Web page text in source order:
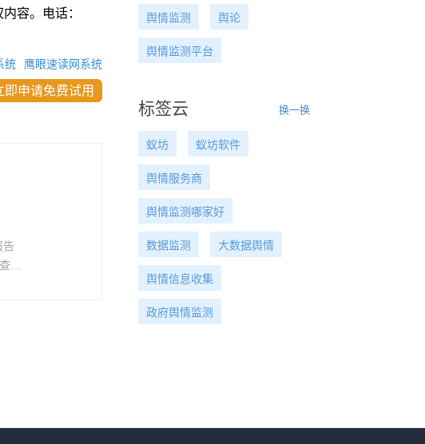
容。电话：
统 鹰眼速读网系统
即申请免费试用
告
舆情监测 舆论
舆情监测平台
标签云 换一换
蚁坊 蚁坊软件
舆情服务商
舆情监测哪家好
数据监测 大数据舆情
舆情信息收集
政府舆情监测